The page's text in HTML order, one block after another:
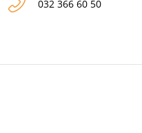
032 366 60 50